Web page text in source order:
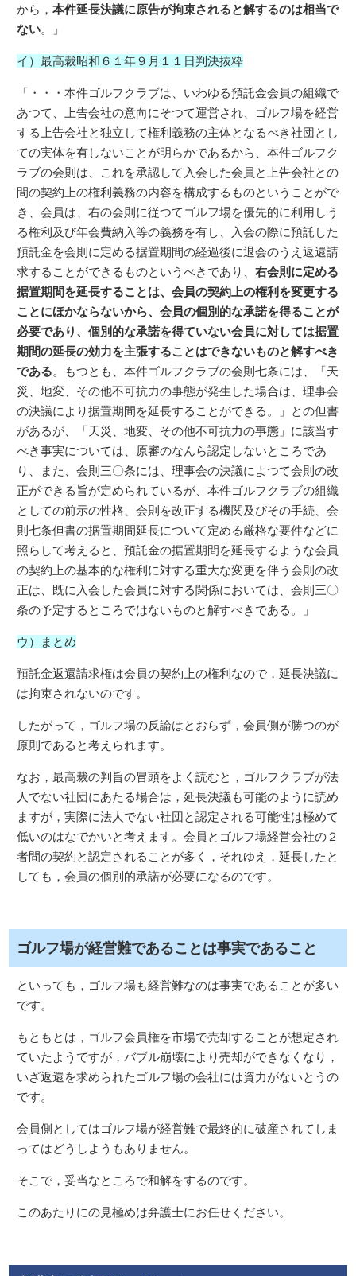
から，本件延長決議に原告が拘束されると解するのは相当で
ない。」
イ）最高裁昭和６１年９月１１日判決抜粋
「・・・本件ゴルフクラブは、いわゆる預託金会員の組織で
あつて、上告会社の意向にそつて運営され、ゴルフ場を経営
する上告会社と独立して権利義務の主体となるべき社団とし
ての実体を有しないことが明らかであるから、本件ゴルフク
ラブの会則は、これを承認して入会した会員と上告会社との
間の契約上の権利義務の内容を構成するものということがで
き、会員は、右の会則に従つてゴルフ場を優先的に利用しう
る権利及び年会費納入等の義務を有し、入会の際に預託した
預託金を会則に定める据置期間の経過後に退会のうえ返還請
求することができるものというべきであり、右会則に定める
据置期間を延長することは、会員の契約上の権利を変更する
ことにほかならないから、会員の個別的な承諾を得ることが
必要であり、個別的な承諾を得ていない会員に対しては据置
期間の延長の効力を主張することはできないものと解すべき
である。
もつとも、本件ゴルフクラブの会則七条には、「天
災、地変、その他不可抗力の事態が発生した場合は、理事会
の決議により据置期間を延長することができる。」との但書
があるが、「天災、地変、その他不可抗力の事態」に該当す
べき事実については、原審のなんら認定しないところであ
り、また、会則三〇条には、理事会の決議によつて会則の改
正ができる旨が定められているが、本件ゴルフクラブの組織
としての前示の性格、会則を改正する機関及びその手続、会
則七条但書の据置期間延長について定める厳格な要件などに
照らして考えると、預託金の据置期間を延長するような会員
の契約上の基本的な権利に対する重大な変更を伴う会則の改
正は、既に入会した会員に対する関係においては、会則三〇
条の予定するところではないものと解すべきである。」
ウ）まとめ
預託金返還請求権は会員の契約上の権利なので，延長決議に
は拘束されないのです。
したがって，ゴルフ場の反論はとおらず，会員側が勝つのが
原則であると考えられます。
なお，最高裁の判旨の冒頭をよく読むと，ゴルフクラブが法
人でない社団にあたる場合は，延長決議も可能のように読め
ますが，実際に法人でない社団と認定される可能性は極めて
低いのはなでかいと考えます。会員とゴルフ場経営会社の２
者間の契約と認定されることが多く，それゆえ，延長したと
しても，会員の個別的承諾が必要になるのです。
ゴルフ場が経営難であることは事実であること
といっても，ゴルフ場も経営難なのは事実であることが多い
です。
もともとは，ゴルフ会員権を市場で売却することが想定され
ていたようですが，バブル崩壊により売却ができなくなり，
いざ返還を求められたゴルフ場の会社には資力がないとうの
です。
会員側としてはゴルフ場が経営難で最終的に破産されてしま
ってはどうしようもありません。
そこで，妥当なところで和解をするのです。
このあたりにの見極めは弁護士にお任せください。